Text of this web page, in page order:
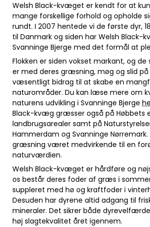
Welsh Black-kvæget er kendt for at
mange forskellige forhold og opholde
rundt. I 2007 hentede vi de første dyr,
til Danmark og siden har Welsh
Svanninge Bjerge med det formål at
Flokken er siden vokset markant, og de
er med deres græsning, møg og slid
væsentligt bidrag til at skabe en
naturområder. Du kan læse mere om
naturens udvikling i Svanninge Bjerge
Black-kvæg græsser også på Høbbets
landbrugsarealer samt på
Hammerdam og Svanninge
græsning været medvirkende til en
naturværdien.
Welsh Black-kvæget er hårdføre og
os består deres foder af græs i
suppleret med hø og kraftfoder i
Desuden har dyrene altid adgang til
mineraler. Det sikrer både
høj slagtekvalitet året igennem.